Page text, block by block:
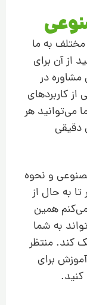
به ما
از آن برای
در
کاربردهای
هر
دقیقی
و نحوه
تا به حال از
می‌کنم همین
به شما
کند. منتظر
برای
کنید.